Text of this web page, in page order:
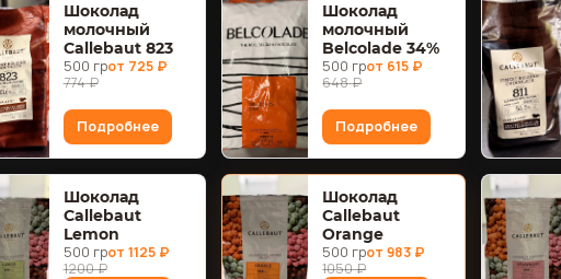
Шоколад
молочный
Callebaut 823
500 грот 725 ₽
774 ₽
Подробнее
Шоколад
молочный
Belcolade 34%
500 грот 615 ₽
648 ₽
Подробнее
Шоколад
Callebaut
Lemon
500 грот 1125 ₽
1200 ₽
Шоколад
Callebaut
Orange
500 грот 983 ₽
1050 ₽